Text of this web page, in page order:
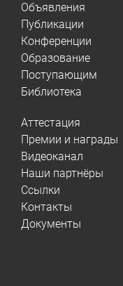
Объявления
Публикации
Конференции
Образование
Поступающим
Библиотека
Аттестация
Премии и награды
Видеоканал
Наши партнёры
Ссылки
Контакты
Документы